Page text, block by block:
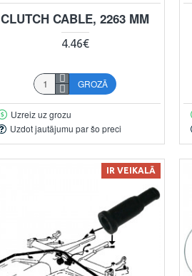
CLUTCH CABLE, 2263 MM
4.46€
GROZĀ
Uzreiz uz grozu
Uzdot jautājumu par šo preci
IR VEIKALĀ